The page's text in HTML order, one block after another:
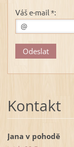
Váš e-mail *:
Kontakt
Jana v pohodě